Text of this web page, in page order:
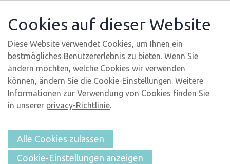
Cookies auf dieser Website
Diese Website verwendet Cookies, um Ihnen ein
bestmögliches Benutzererlebnis zu bieten. Wenn Sie
ändern möchten, welche Cookies wir verwenden
können, ändern Sie die Cookie-Einstellungen. Weitere
Informationen zur Verwendung von Cookies finden Sie
in unserer privacy-Richtlinie.
Alle Cookies zulassen
Cookie-Einstellungen anzeigen